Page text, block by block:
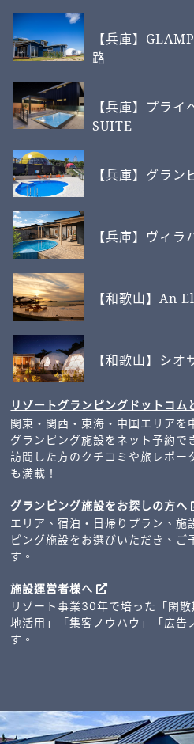
【兵庫】
路
【兵庫】プラ
SUITE
【兵庫】グラ
【兵庫】ヴィ
【和歌山】An
【和歌山】シオ
リゾートグランピングドットコム
関東・関西・東海・中国エリアを
グランピング施設をネット予約で
訪問した方のクチコミや旅レポー
も満載！
グランピング施設をお探しの方へ
エリア、宿泊・日帰りプラン、施
ピング施設をお選びいただき、ご
す。
施設運営者様へ
リゾート事業30年で培った「閑
地活用」「集客ノウハウ」「広告
す。